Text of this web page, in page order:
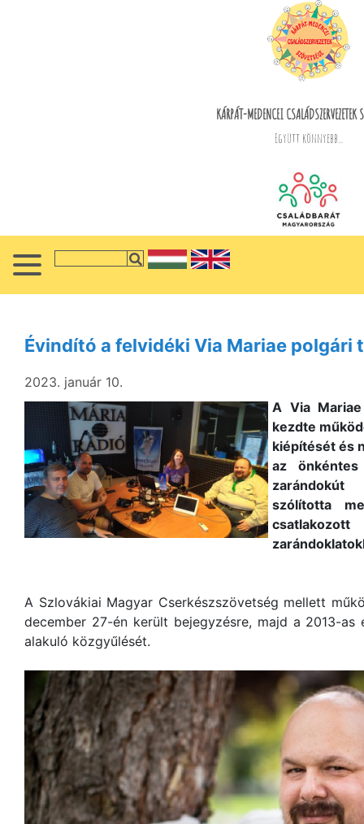
KÁRPÁT-MEDENCEI CSALÁDSZERVEZETEK
Együtt könnyebb...
Évindító a felvidéki Via Mariae polgári
2023. január 10.
A Via
kezdte
kiépítését és
az
zarándokút
szólította
A Szlovákiai Magyar Cserkészszövetség mellett
december 27-én került bejegyzésre, majd a 2013-
alakuló közgyűlését.